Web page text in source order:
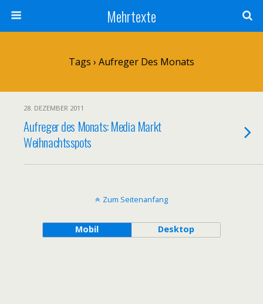
Mehrtexte
Tags › Aufreger Des Monats
28. DEZEMBER 2011
Aufreger des Monats: Media Markt
Weihnachtsspots
Zum Seitenanfang
Mobil Desktop